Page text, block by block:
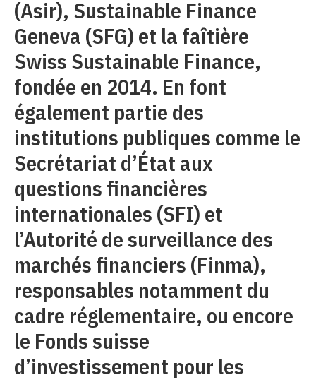
(Asir), Sustainable Finance
Geneva (SFG) et la faîtière
Swiss Sustainable Finance,
fondée en 2014. En font
également partie des
institutions publiques comme le
Secrétariat d’État aux
questions financières
internationales (SFI) et
l’Autorité de surveillance des
marchés financiers (Finma),
responsables notamment du
cadre réglementaire, ou encore
le Fonds suisse
d’investissement pour les